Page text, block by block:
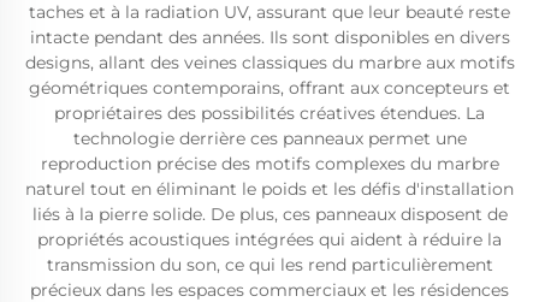
taches et à la radiation UV, assurant que leur beauté reste
intacte pendant des années. Ils sont disponibles en divers
designs, allant des veines classiques du marbre aux motifs
géométriques contemporains, offrant aux concepteurs et
propriétaires des possibilités créatives étendues. La
technologie derrière ces panneaux permet une
reproduction précise des motifs complexes du marbre
naturel tout en éliminant le poids et les défis d'installation
liés à la pierre solide. De plus, ces panneaux disposent de
propriétés acoustiques intégrées qui aident à réduire la
transmission du son, ce qui les rend particulièrement
précieux dans les espaces commerciaux et les résidences